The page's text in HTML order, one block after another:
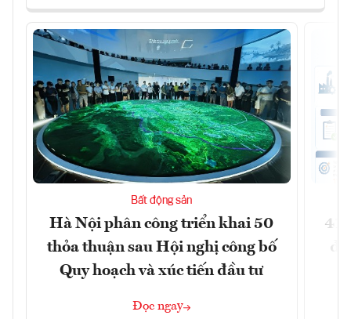
Bất động sản
Hà Nội phân công triển khai 50
thỏa thuận sau Hội nghị công bố
Quy hoạch và xúc tiến đầu tư
Đọc ngay
41